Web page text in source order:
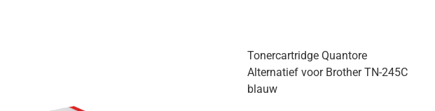
Tonercartridge Quantore
Alternatief voor Brother TN-245C
blauw